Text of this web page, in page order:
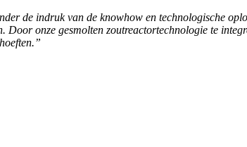
de indruk van de knowhow en technologische
onze gesmolten zoutreactortechnologie te